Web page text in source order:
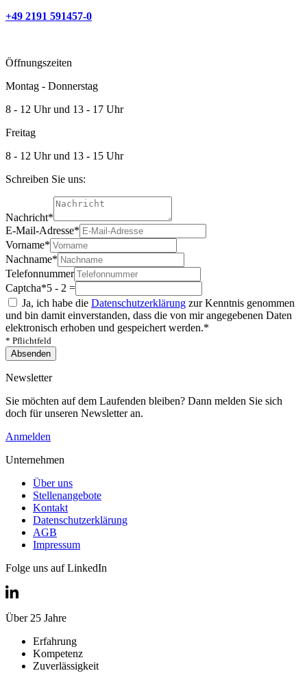
+49 2191 591457-0
Öffnungszeiten
Montag - Donnerstag
8 - 12 Uhr und 13 - 17 Uhr
Freitag
8 - 12 Uhr und 13 - 15 Uhr
Schreiben Sie uns:
Nachricht*
E-Mail-Adresse*
Vorname*
Nachname*
Telefonnummer
Captcha*5 - 2 =
Ja, ich habe die Datenschutzerklärung zur Kenntnis genommen
und bin damit einverstanden, dass die von mir angegebenen Daten
elektronisch erhoben und gespeichert werden.*
* Pflichtfeld
Absenden
Newsletter
Sie möchten auf dem Laufenden bleiben? Dann melden Sie sich
doch für unseren Newsletter an.
Anmelden
Unternehmen
Über uns
Stellenangebote
Kontakt
Datenschutzerklärung
AGB
Impressum
Folge uns auf LinkedIn
Über 25 Jahre
Erfahrung
Kompetenz
Zuverlässigkeit